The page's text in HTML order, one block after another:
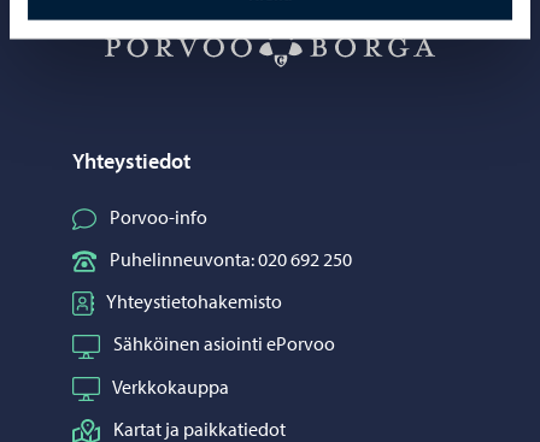
Yhteystiedot
Porvoo-info
Puhelinneuvonta: 020 692 250
Yhteystietohakemisto
Sähköinen asiointi ePorvoo
Verkkokauppa
Kartat ja paikkatiedot